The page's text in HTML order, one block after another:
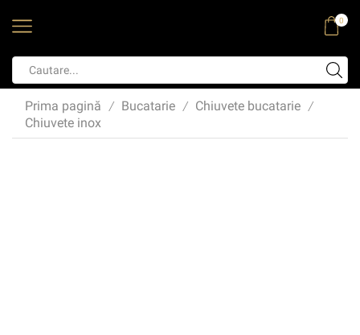
0
Prima pagină / Bucatarie / Chiuvete bucatarie /
Chiuvete inox